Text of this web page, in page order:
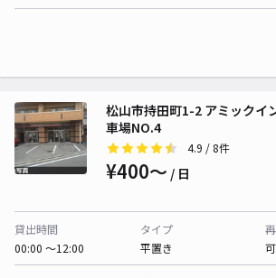
松山市持田町1-2 アミックイ
車場NO.4
4.9 / 8件
¥400〜 / 日
貸出時間
00:00 〜12:00
タイプ
平置き
可